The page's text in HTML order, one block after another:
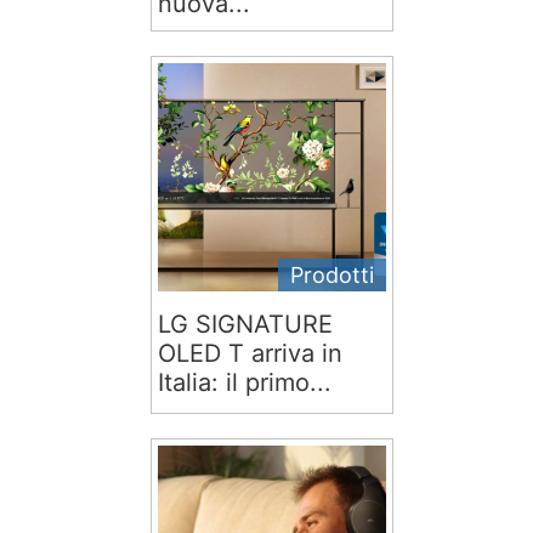
Prodotti
LG SIGNATURE
OLED T arriva in
Italia: il primo...